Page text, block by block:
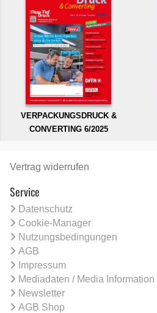
VERPACKUNGSDRUCK &
CONVERTING 6/2025
Vertrag widerrufen
Service
Datenschutz
Cookie-Manager
Nutzungsbedingungen
AGB
Impressum
Mediadaten / Media Information
Newsletter
AGB Shop